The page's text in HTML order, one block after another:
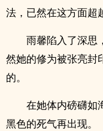
法，已然在这方面超
雨馨陷入了深思
然她的修为被张亮封
的。
在她体内磅礴如
黑色的死气再出现。